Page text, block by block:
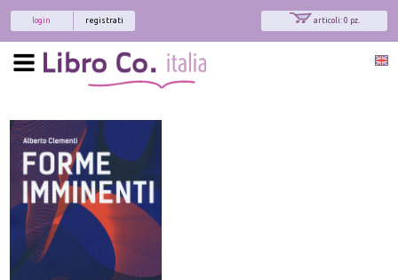
articoli: 0 pz.
registrati
login